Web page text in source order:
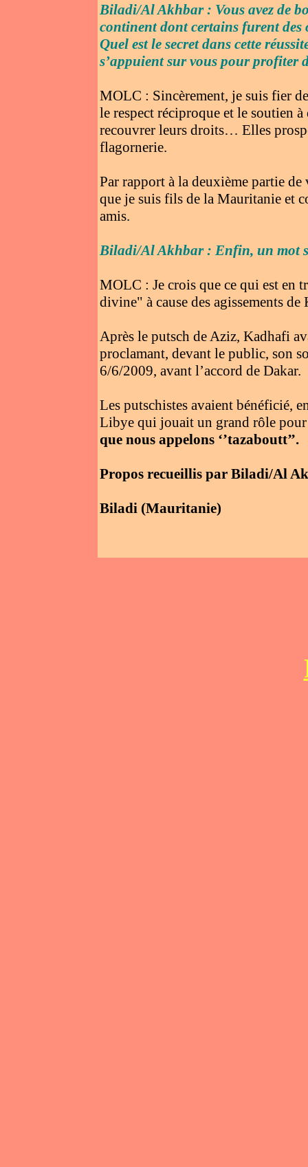
Biladi/Al Akhbar : Vous avez de
continent dont certains furent des
Quel est le secret dans cette
s’appuient sur vous pour profiter
MOLC : Sincèrement, je suis fier
le respect réciproque et le soutien
recouvrer leurs droits… Elles
flagornerie.
Par rapport à la deuxième partie
que je suis fils de la Mauritanie et
amis.
Biladi/Al Akhbar : Enfin, un mot
MOLC : Je crois que ce qui est en
divine" à cause des agissements
Après le putsch de Aziz, Kadhafi
proclamant, devant le public, son
6/6/2009, avant l’accord de Dakar.
Les putschistes avaient bénéficié,
Libye qui jouait un grand rôle
que nous appelons ‘’tazaboutt’’.
Propos recueillis par Biladi/Al
Biladi (Mauritanie)